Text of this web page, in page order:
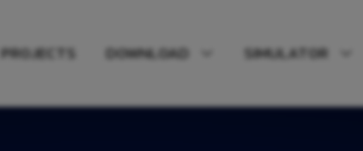
PROJECTS DOWNLOAD SIMULATOR